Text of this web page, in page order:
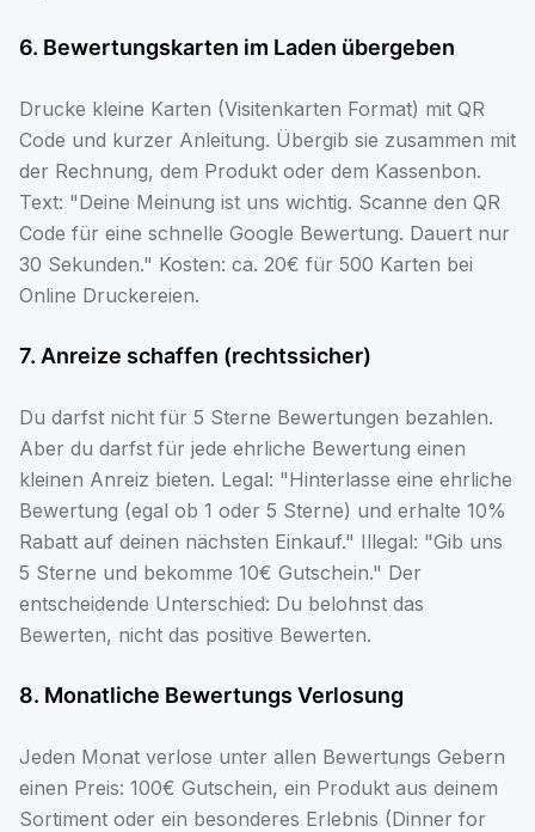
6. Bewertungskarten im Laden übergeben
Drucke kleine Karten (Visitenkarten Format) mit QR
Code und kurzer Anleitung. Übergib sie zusammen mit
der Rechnung, dem Produkt oder dem Kassenbon.
Text: "Deine Meinung ist uns wichtig. Scanne den QR
Code für eine schnelle Google Bewertung. Dauert nur
30 Sekunden." Kosten: ca. 20€ für 500 Karten bei
Online Druckereien.
7. Anreize schaffen (rechtssicher)
Du darfst nicht für 5 Sterne Bewertungen bezahlen.
Aber du darfst für jede ehrliche Bewertung einen
kleinen Anreiz bieten. Legal: "Hinterlasse eine ehrliche
Bewertung (egal ob 1 oder 5 Sterne) und erhalte 10%
Rabatt auf deinen nächsten Einkauf." Illegal: "Gib uns
5 Sterne und bekomme 10€ Gutschein." Der
entscheidende Unterschied: Du belohnst das
Bewerten, nicht das positive Bewerten.
8. Monatliche Bewertungs Verlosung
Jeden Monat verlose unter allen Bewertungs Gebern
einen Preis: 100€ Gutschein, ein Produkt aus deinem
Sortiment oder ein besonderes Erlebnis (Dinner for